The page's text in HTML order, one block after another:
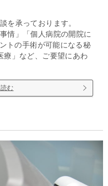
を承っております。
情」「個人病院の開院に
トの手術が可能になる秘
療」など、ご要望にあわ
む